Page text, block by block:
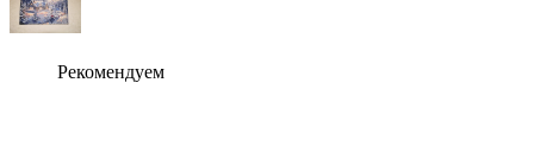
Рекомендуем